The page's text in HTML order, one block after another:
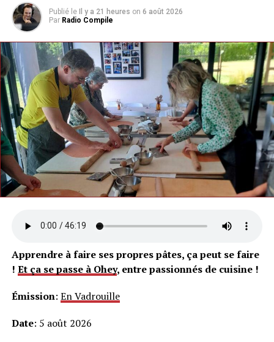
Publié le Il y a 21 heures on 6 août 2026
Par Radio Compile
Apprendre à faire ses propres pâtes, ça peut se faire
! Et ça se passe à Ohey, entre passionnés de cuisine !
Émission: En Vadrouille
Date: 5 août 2026